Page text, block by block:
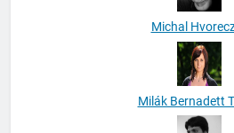
Michal
Milák Bernadett